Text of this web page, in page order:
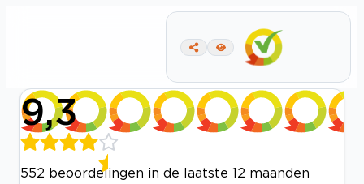
9,3
552 beoordelingen in de laatste 12 maanden